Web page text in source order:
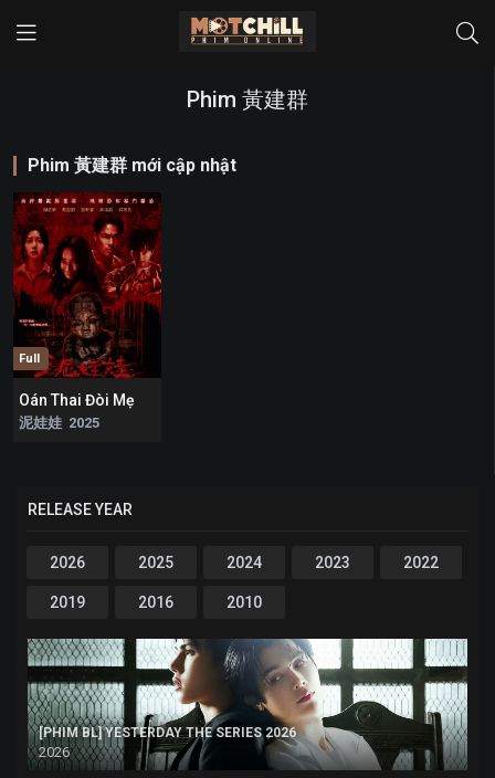
Phim 黃建群
Phim 黃建群 mới cập nhật
Full
Oán Thai Đòi Mẹ
泥娃娃 2025
RELEASE YEAR
2026 2025 2024 2023 2022
2019 2016 2010
[PHIM BL] YESTERDAY THE SERIES 2026
2026